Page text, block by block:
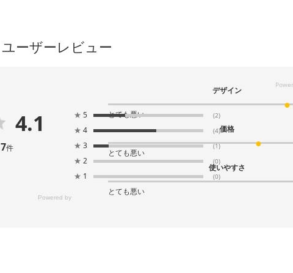
￥12,853
08月24日頃の出荷
(8). 50mm幅(50巻)
ユーザーレビュー
4.1
7件
★ 5 (2)
★ 4 (4)
★ 3 (1)
★ 2 (0)
★ 1 (0)
デザイン
とても悪い
価格
とても悪い
使いやすさ
とても悪い